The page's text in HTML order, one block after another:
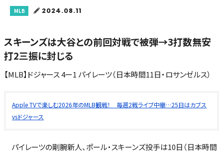
MLB 2024.08.11
スキーンズは大谷との前回対戦で被弾→3打数無安
打2三振に封じる
【MLB】ドジャース 4ー1 パイレーツ（日本時間11日・ロサンゼルス）
Apple TVで楽しむ2026年のMLB観戦！ 毎週2戦ライブ中継…25日はカブス
vsドジャース
パイレーツの剛腕新人、ポール・スキーンズ投手は10日（日本時間